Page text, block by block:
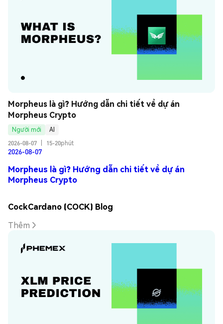
Morpheus là gì? Hướng dẫn chi tiết về dự án
Morpheus Crypto
Người mới
AI
2026-08-07
15-20phút
2026-08-07
Morpheus là gì? Hướng dẫn chi tiết về dự án
Morpheus Crypto
CockCardano (COCK) Blog
Thêm